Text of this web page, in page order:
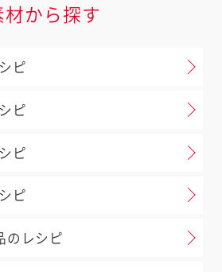
材から探す
ピ
ピ
ピ
ピ
のレシピ